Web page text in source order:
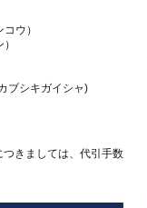
ウ）
ブシキガイシャ)
きましては、代引手数